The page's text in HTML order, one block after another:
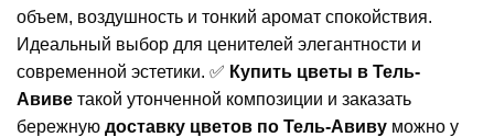
объем, воздушность и тонкий аромат спокойствия.
Идеальный выбор для ценителей элегантности и
современной эстетики. ✅ Купить цветы в Тель-
Авиве такой утонченной композиции и заказать
бережную доставку цветов по Тель-Авиву можно у